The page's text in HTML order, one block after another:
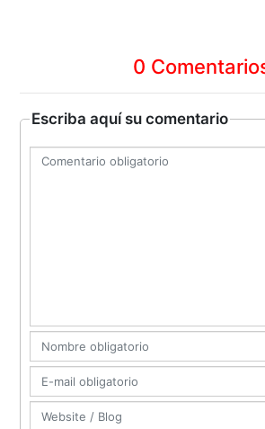
0
Escriba aquí su comentario